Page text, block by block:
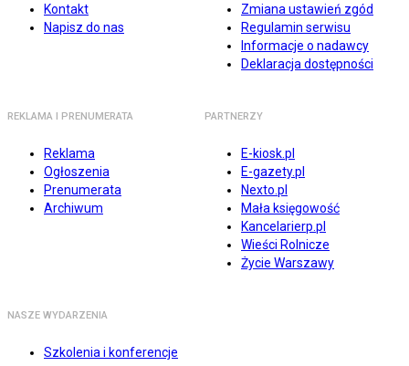
Kontakt
Napisz do nas
Zmiana ustawień zgód
Regulamin serwisu
Informacje o nadawcy
Deklaracja dostępności
REKLAMA I PRENUMERATA
Reklama
Ogłoszenia
Prenumerata
Archiwum
PARTNERZY
E-kiosk.pl
E-gazety.pl
Nexto.pl
Mała księgowość
Kancelarierp.pl
Wieści Rolnicze
Życie Warszawy
NASZE WYDARZENIA
Szkolenia i konferencje